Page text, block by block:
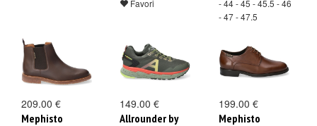
Favori
- 44 - 45 - 45.5 - 46
- 47 - 47.5
209.00 €
Mephisto
149.00 €
Allrounder by
199.00 €
Mephisto